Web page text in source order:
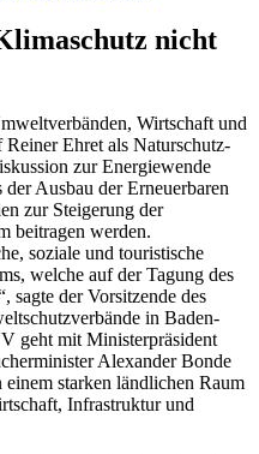
nicht
Wirtschaft und
Ehret als Naturschutz-
zur Energiewende
Ausbau der Erneuerbaren
zur Steigerung der
beitragen werden.
soziale und touristische
welche auf der Tagung des
der Vorsitzende des
in Baden-
geht mit Ministerpräsident
Alexander Bonde
starken ländlichen Raum
Infrastruktur und